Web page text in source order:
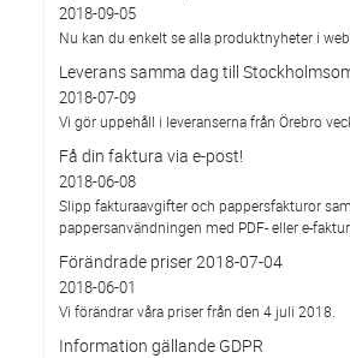
2018-09-05
Nu kan du enkelt se alla produktnyheter i
Leverans samma dag till
2018-07-09
Vi gör uppehåll i leveranserna från Örebro
Få din faktura via e-post!
2018-06-08
Slipp fakturaavgifter och pappersfakturor
pappersanvändningen med PDF- eller e-
Förändrade priser 2018-07-04
2018-06-01
Vi förändrar våra priser från den 4 juli 2018.
Information gällande GDPR